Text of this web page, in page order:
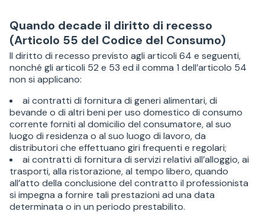
Quando decade il diritto di recesso
(Articolo 55 del Codice del Consumo)
Il diritto di recesso previsto agli articoli 64 e seguenti,
nonché gli articoli 52 e 53 ed il comma 1 dell’articolo 54
non si applicano:
ai contratti di fornitura di generi alimentari, di
bevande o di altri beni per uso domestico di consumo
corrente forniti al domicilio del consumatore, al suo
luogo di residenza o al suo luogo di lavoro, da
distributori che effettuano giri frequenti e regolari;
ai contratti di fornitura di servizi relativi all’alloggio, ai
trasporti, alla ristorazione, al tempo libero, quando
all’atto della conclusione del contratto il professionista
si impegna a fornire tali prestazioni ad una data
determinata o in un periodo prestabilito.